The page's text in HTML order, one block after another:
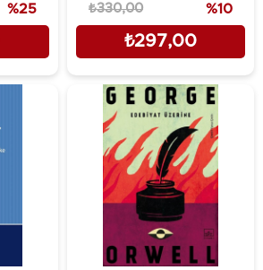
%25
₺297,00
₺330,00 %10